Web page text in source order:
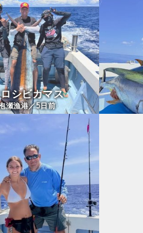
シビカマス
瀬漁港／5日前